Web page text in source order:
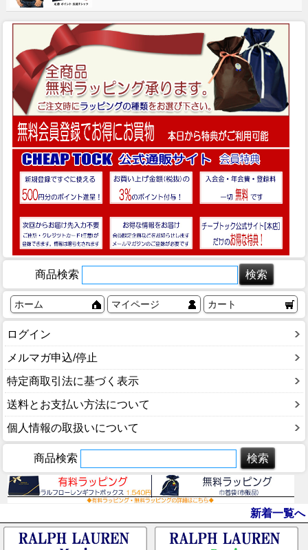
商品検索
ホーム マイページ カート
ログイン
メルマガ申込/停止
特定商取引法に基づく表示
送料とお支払い方法について
個人情報の取扱いについて
商品検索
新着一覧へ